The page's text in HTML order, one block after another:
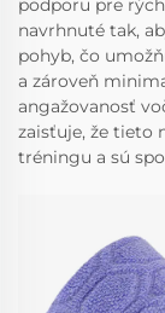
podporu pre
navrhnuté tak,
pohyb, čo
a zároveň
angažovanosť
zaisťuje, že tieto
tréningu a sú